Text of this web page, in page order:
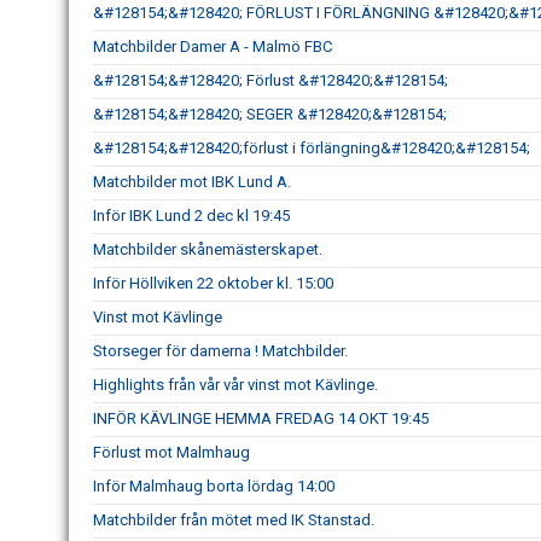
&#128154;&#128420; FÖRLUST I FÖRLÄNGNING
Matchbilder Damer A - Malmö FBC
&#128154;&#128420; Förlust &#128420;&#128154;
&#128154;&#128420; SEGER &#128420;&#128154;
&#128154;&#128420;förlust i förlängning&#128420;&#128154;
Matchbilder mot IBK Lund A.
Inför IBK Lund 2 dec kl 19:45
Matchbilder skånemästerskapet.
Inför Höllviken 22 oktober kl. 15:00
Vinst mot Kävlinge
Storseger för damerna ! Matchbilder.
Highlights från vår vår vinst mot Kävlinge.
INFÖR KÄVLINGE HEMMA FREDAG 14 OKT 19:45
Förlust mot Malmhaug
Inför Malmhaug borta lördag 14:00
Matchbilder från mötet med IK Stanstad.